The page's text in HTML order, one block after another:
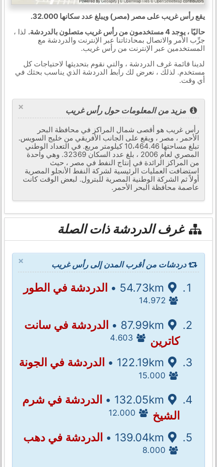
يقع رأس غريب على مصر (مصر) ويبلغ عدد سكانها 32.000.
حاليًا ، يوجد 4 مستخدمون من رأس غريب متصلون بالدردشة.
لذا ،
جرِّب الأمر والاتصال بمحادثاتنا عبر الإنترنت والدردشة مع
المستخدمين عبر الإنترنت من رأس غريب.
لدينا قائمة غرف الدردشة ، والتي نقوم بتحديثها لاحتياجات كل
مستخدم. لذلك ، نعرض لك رابط الدردشة الذي يناسب بحثك في
أي وقت.
× مزيد من المعلومات حول رأس غريب
رأس غريب هو أقصى شمال المراكز في محافظة البحر
الأحمر ، مصر ، ويقع على الجانب الأفريقي من خليج السويس.
تبلغ مساحتها 10،464.46 كيلومتر مربع. في التعداد الوطني
المصري لعام 2006 ، بلغ عدد السكان 32369. وهي واحدة
من المراكز الرائدة في إنتاج النفط في مصر ، حيث
استضافت العمليات الرئيسية لشركة النفط الأنجلو المصرية
أولاً ثم الشركة الوطنية المصرية للبترول. لبعض الوقت كانت
عاصمة محافظة البحر الأحمر.
غرف الدردشة ذات الصلة
× دردشات من أقرب المدن إلى رأس غريب
54.73km • الدردشة في الطور
87.99km •
الدردشة في سانت
كاترين
122.19km • الدردشة في الجونة
132.05km •
الدردشة في شرم
الشيخ
139.04km • الدردشة في دهب